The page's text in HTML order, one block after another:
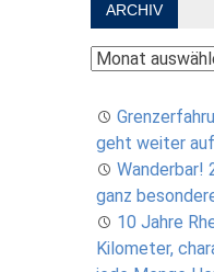
ARCHIV
Archiv
geht weiter
Wanderbar!
ganz
10 Jahre
Kilometer,